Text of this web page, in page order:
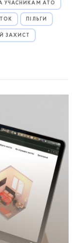
УЧАСНИКАМ АТО
ПІЛЬГИ
ЗАХИСТ